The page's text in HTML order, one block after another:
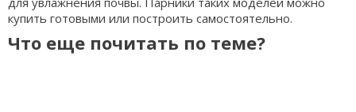
купить готовыми или построить самостоятельно.
Что еще почитать по теме?